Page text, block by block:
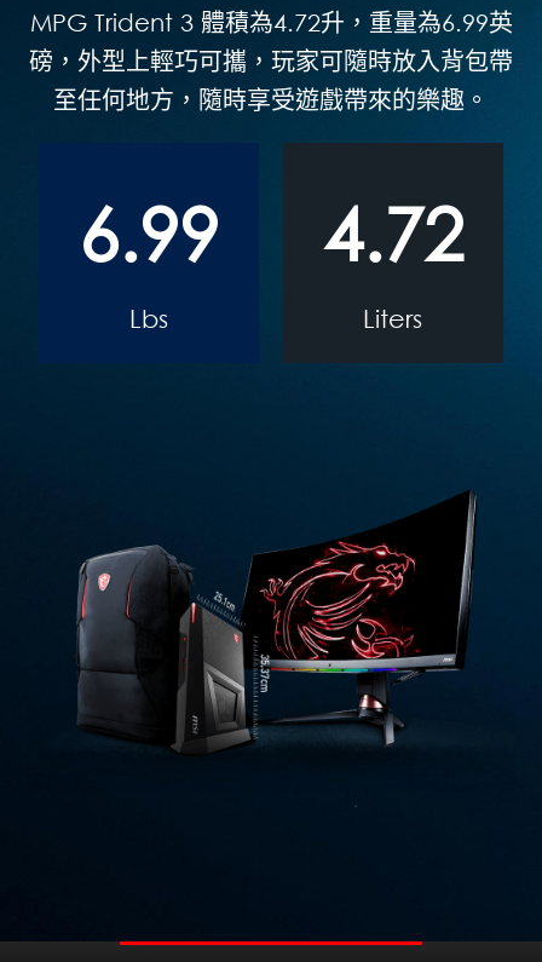
MPG Trident 3 體積為4.72升，重量為6.99英
磅，外型上輕巧可攜，玩家可隨時放入背包帶
至任何地方，隨時享受遊戲帶來的樂趣。
6.99
Lbs
4.72
Liters